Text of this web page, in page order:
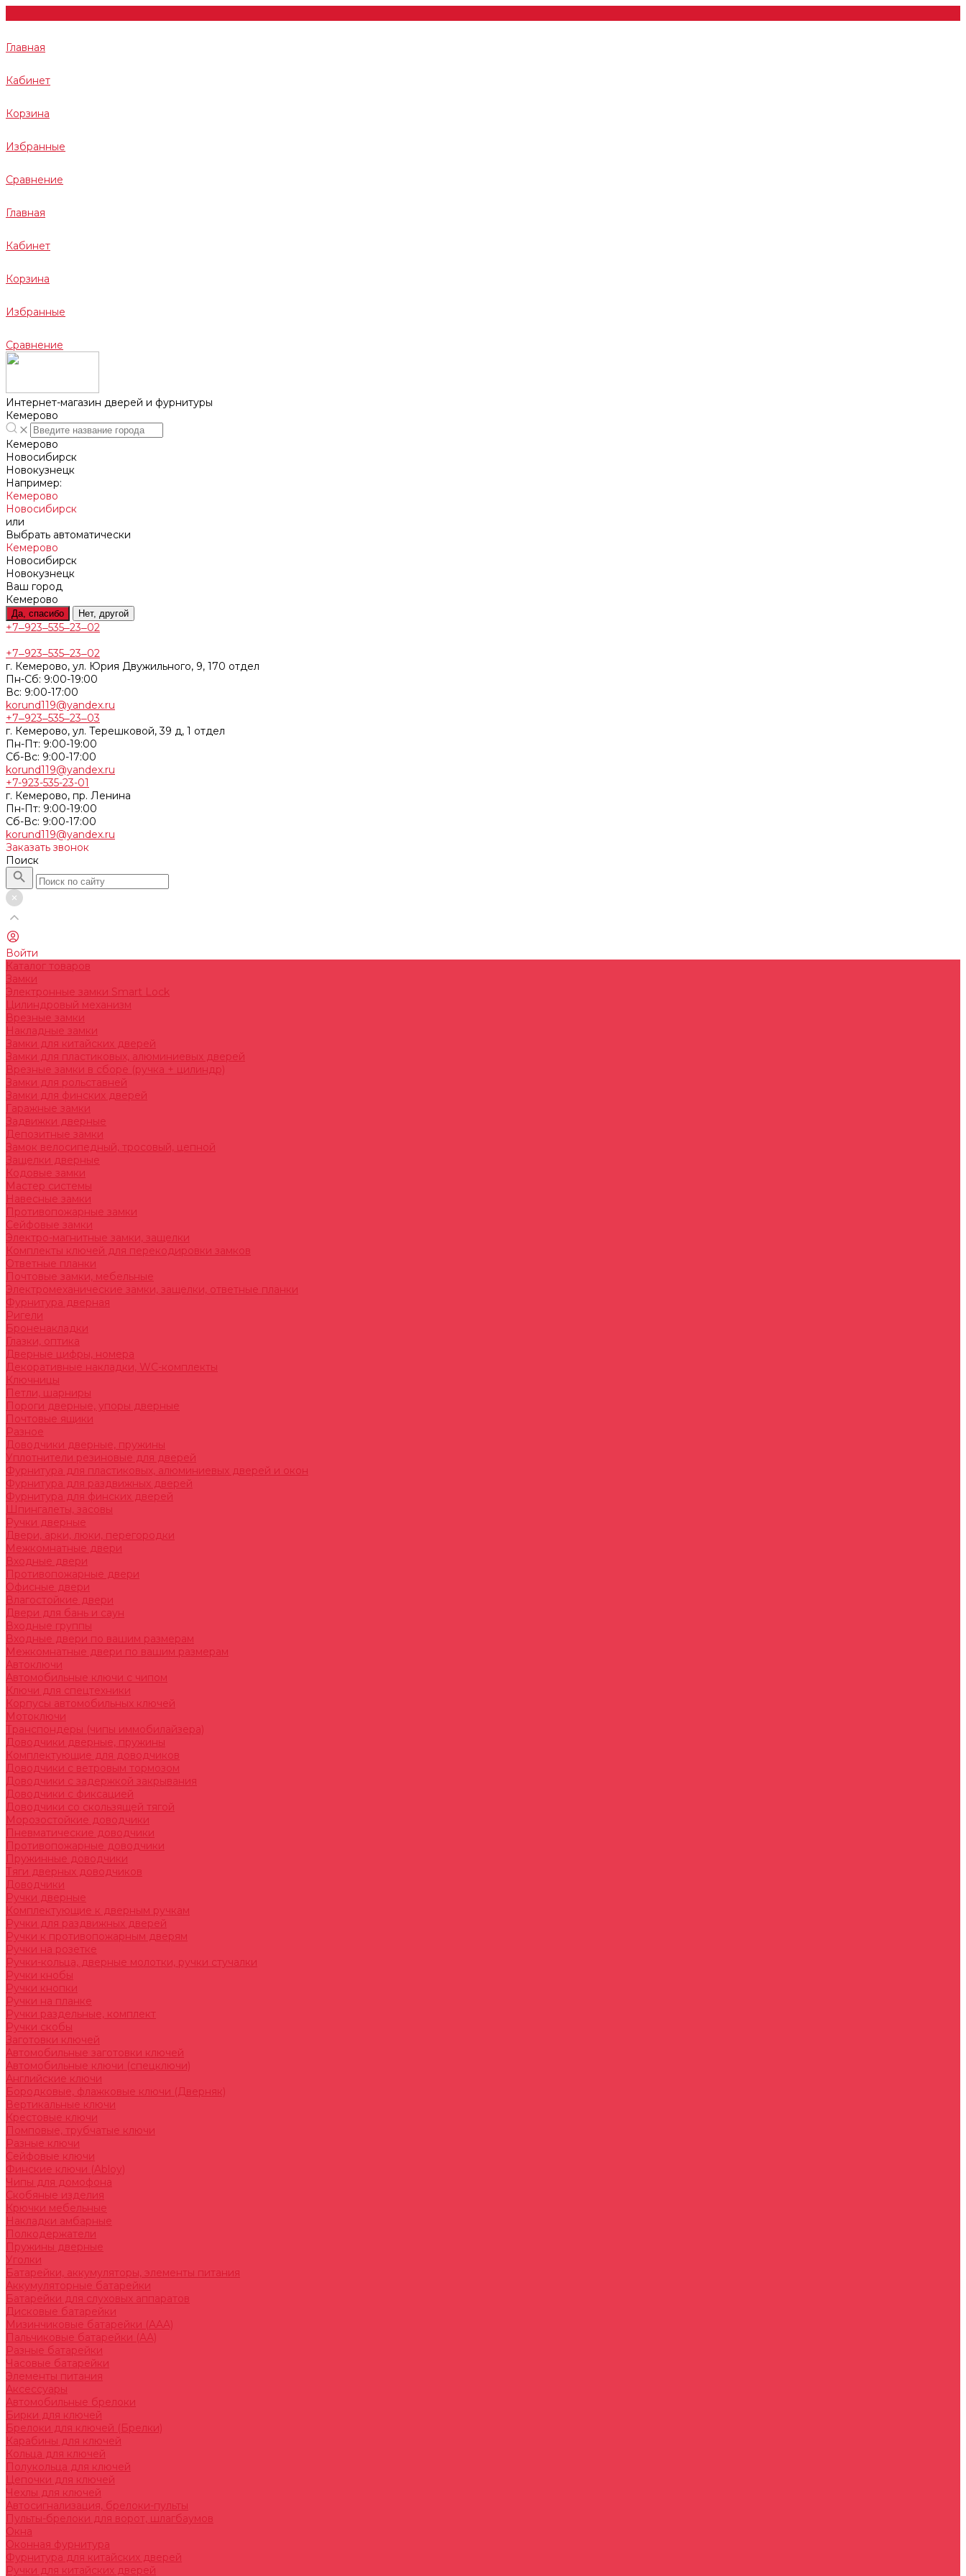
Главная
Кабинет
Корзина
Избранные
Сравнение
Главная
Кабинет
Корзина
Избранные
Сравнение
Интернет-магазин дверей и фурнитуры
Кемерово
Кемерово
Новосибирск
Новокузнецк
Например:
Кемерово
Новосибирск
или
Выбрать автоматически
Кемерово
Новосибирск
Новокузнецк
Ваш город
Кемерово
Да, спасибо Нет, другой
+7‒923‒535‒23‒02
+7‒923‒535‒23‒02
г. Кемерово, ул. Юрия Двужильного, 9, 170 отдел
Пн-Сб: 9:00-19:00
Вс: 9:00-17:00
korund119@yandex.ru
+7‒923‒535‒23‒03
г. Кемерово, ул. Терешковой, 39 д, 1 отдел
Пн-Пт: 9:00-19:00
Cб-Вс: 9:00-17:00
korund119@yandex.ru
+7-923-535-23-01
г. Кемерово, пр. Ленина
Пн-Пт: 9:00-19:00
Cб-Вс: 9:00-17:00
korund119@yandex.ru
Заказать звонок
Поиск
Войти
Каталог товаров
Замки
Электронные замки Smart Lock
Цилиндровый механизм
Врезные замки
Накладные замки
Замки для китайских дверей
Замки для пластиковых, алюминиевых дверей
Врезные замки в сборе (ручка + цилиндр)
Замки для рольставней
Замки для финских дверей
Гаражные замки
Задвижки дверные
Депозитные замки
Замок велосипедный, тросовый, цепной
Защелки дверные
Кодовые замки
Мастер системы
Навесные замки
Противопожарные замки
Сейфовые замки
Электро-магнитные замки, защелки
Комплекты ключей для перекодировки замков
Ответные планки
Почтовые замки, мебельные
Электромеханические замки, защелки, ответные планки
Фурнитура дверная
Ригели
Броненакладки
Глазки, оптика
Дверные цифры, номера
Декоративные накладки, WC-комплекты
Ключницы
Петли, шарниры
Пороги дверные, упоры дверные
Почтовые ящики
Разное
Доводчики дверные, пружины
Уплотнители резиновые для дверей
Фурнитура для пластиковых, алюминиевых дверей и окон
Фурнитура для раздвижных дверей
Фурнитура для финских дверей
Шпингалеты, засовы
Ручки дверные
Двери, арки, люки, перегородки
Межкомнатные двери
Входные двери
Противопожарные двери
Офисные двери
Влагостойкие двери
Двери для бань и саун
Входные группы
Входные двери по вашим размерам
Межкомнатные двери по вашим размерам
Автоключи
Автомобильные ключи с чипом
Ключи для спецтехники
Корпусы автомобильных ключей
Мотоключи
Транспондеры (чипы иммобилайзера)
Доводчики дверные, пружины
Комплектующие для доводчиков
Доводчики с ветровым тормозом
Доводчики с задержкой закрывания
Доводчики с фиксацией
Доводчики со скользящей тягой
Морозостойкие доводчики
Пневматические доводчики
Противопожарные доводчики
Пружинные доводчики
Тяги дверных доводчиков
Доводчики
Ручки дверные
Комплектующие к дверным ручкам
Ручки для раздвижных дверей
Ручки к противопожарным дверям
Ручки на розетке
Ручки-кольца, дверные молотки, ручки стучалки
Ручки кнобы
Ручки кнопки
Ручки на планке
Ручки раздельные, комплект
Ручки скобы
Заготовки ключей
Автомобильные заготовки ключей
Автомобильные ключи (спецключи)
Английские ключи
Бородковые, флажковые ключи (Дверняк)
Вертикальные ключи
Крестовые ключи
Помповые, трубчатые ключи
Разные ключи
Сейфовые ключи
Финские ключи (Abloy)
Чипы для домофона
Скобяные изделия
Крючки мебельные
Накладки амбарные
Полкодержатели
Пружины дверные
Уголки
Батарейки, аккумуляторы, элементы питания
Аккумуляторные батарейки
Батарейки для слуховых аппаратов
Дисковые батарейки
Мизинчиковые батарейки (AAA)
Пальчиковые батарейки (AA)
Разные батарейки
Часовые батарейки
Элементы питания
Аксессуары
Автомобильные брелоки
Бирки для ключей
Брелоки для ключей (Брелки)
Карабины для ключей
Кольца для ключей
Полукольца для ключей
Цепочки для ключей
Чехлы для ключей
Автосигнализация, брелоки-пульты
Пульты-брелоки для ворот, шлагбаумов
Окна
Оконная фурнитура
Фурнитура для китайских дверей
Ручки для китайских дверей